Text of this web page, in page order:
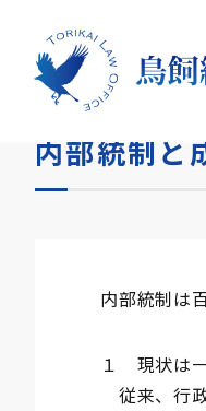
HOME
内部統制
内部統制は
１ 現状は
従来、行